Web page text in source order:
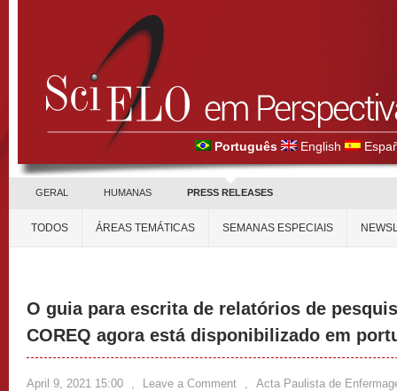
Português English
GERAL HUMANAS PRESS RELEASES
TODOS ÁREAS TEMÁTICAS SEMANAS ESPECIAIS
O guia para escrita de relatórios de
COREQ agora está disponibilizado em
April 9, 2021 15:00 , Leave a Comment , Acta Paulista de